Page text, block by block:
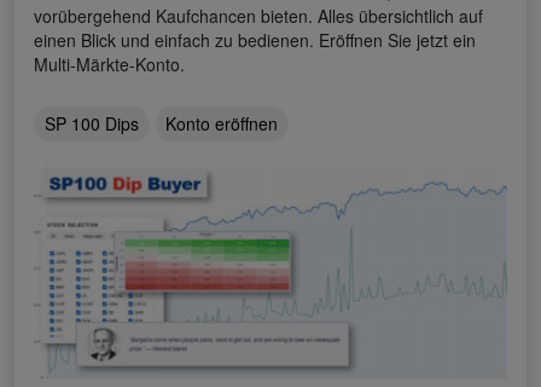
vorübergehend Kaufchancen bieten. Alles übersichtlich auf
einen Blick und einfach zu bedienen. Eröffnen Sie jetzt ein
Multi-Märkte-Konto.
SP 100 Dips Konto eröffnen